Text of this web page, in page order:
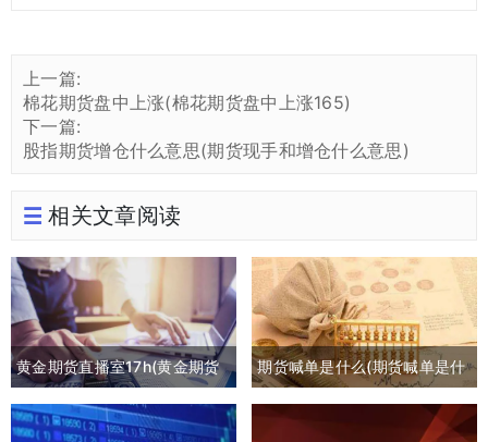
上一篇:
棉花期货盘中上涨(棉花期货盘中上涨165)
下一篇:
股指期货增仓什么意思(期货现手和增仓什么意思)
相关文章阅读
黄金期货直播室17h(黄金期货
喊单直播间外汇直播)
期货喊单是什么(期货喊单是什
么意思)